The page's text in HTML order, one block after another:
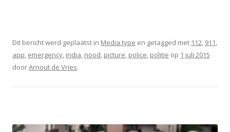
Dit bericht werd geplaatst in Media type en getagged met 112 911
app emergency india nood picture police politie op 1 juli 2015
doorArnout de Vries.